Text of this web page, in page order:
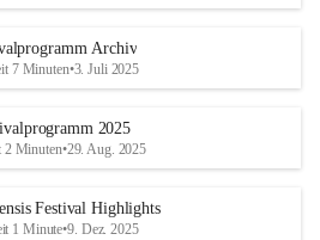
Archiv
7 Minuten•3. Juli 2025
2025
2 Minuten•29. Aug. 2025
Festival Highlights
1 Minute•9. Dez. 2025